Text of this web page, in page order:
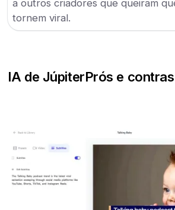
a outros criadores que queiram
tornem viral.
IA de JúpiterPrós e contras